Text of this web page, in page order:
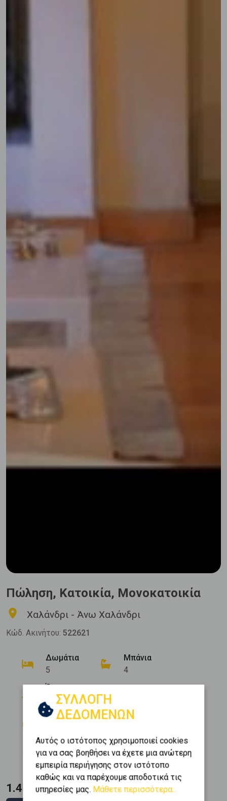
Πώληση, Κατοικία, Μονοκατοικία
Χαλάνδρι - Άνω Χαλάνδρι
Κώδ. Ακινήτου: 522621
Δωμάτια
5
Μπάνια
4
Όροφος
0 (Υπερυψ. Ισόγειο)
Θέση Στάθμευσης
Κατασκευή
2000
1.450.000 €
ΣΥΛΛΟΓΗ
ΔΕΔΟΜΕΝΩΝ
Αυτός ο ιστότοπος χρησιμοποιεί cookies
για να σας βοηθήσει να έχετε μια ανώτερη
εμπειρία περιήγησης στον ιστότοπο
καθώς και να παρέχουμε αποδοτικά τις
υπηρεσίες μας. Μάθετε περισσότερα...